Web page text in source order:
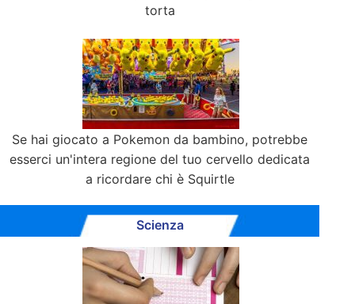
torta
Se hai giocato a Pokemon da bambino, potrebbe
esserci un'intera regione del tuo cervello dedicata
a ricordare chi è Squirtle
Scienza